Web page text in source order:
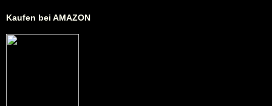
Kaufen bei AMAZON